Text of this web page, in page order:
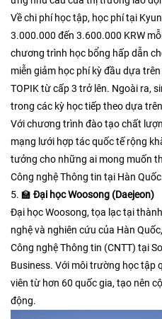
Về chi phí học tập, học phí tại
3.000.000 đến 3.600.000 KRW
chương trình học bổng hấp dẫn
miễn giảm học phí kỳ đầu dựa
TOPIK từ cấp 3 trở lên. Ngoài ra,
trong các kỳ học tiếp theo dựa
Với chương trình đào tạo chất
mạng lưới hợp tác quốc tế rộng
tưởng cho những ai mong muốn
Công nghệ Thông tin tại Hàn
5. 🏫 Đại học Woosong (Daejeon)
Đại học Woosong, tọa lạc tại
nghệ và nghiên cứu của Hàn
Công nghệ Thông tin (CNTT) tại
Business. Với môi trường học tập
viên từ hơn 60 quốc gia, tạo nên
động.​